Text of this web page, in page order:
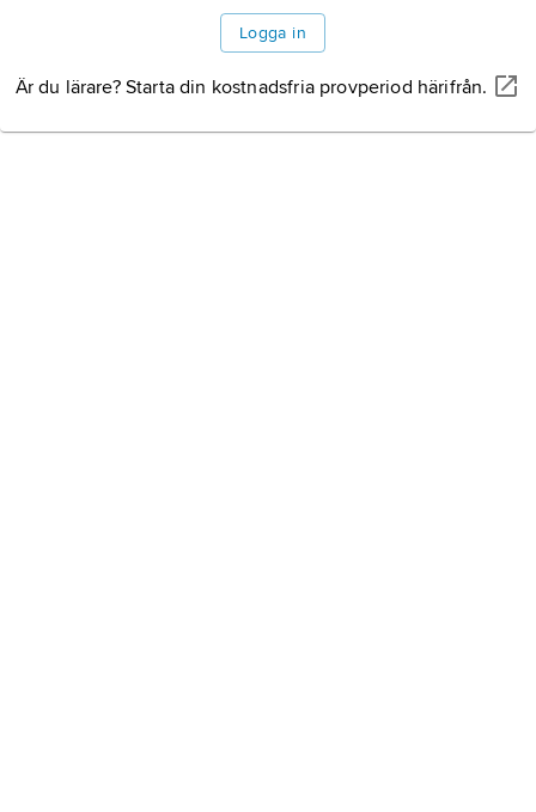
Information om artikeln
Logga in
Är du lärare? Starta din kostnadsfria provperiod härifrån.